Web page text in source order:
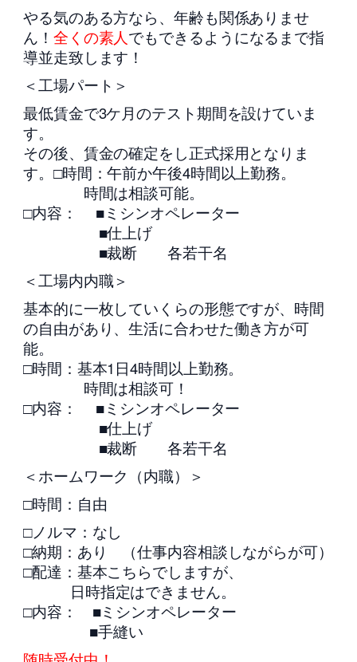
やる気のある方なら、年齢も関係ありませ
ん！ 全くの素人でもできるようになるまで指
導並走致します！
＜工場パート＞
最低賃金で3ケ月のテスト期間を設けていま
す。
その後、賃金の確定をし正式採用となりま
す。□時間：午前か午後4時間以上勤務。
時間は相談可能。
□内容： ■ミシンオペレーター
■仕上げ
■裁断 各若干名
＜工場内内職＞
基本的に一枚していくらの形態ですが、時間
の自由があり、生活に合わせた働き方が可
能。
□時間：基本1日4時間以上勤務。
時間は相談可！
□内容： ■ミシンオペレーター
■仕上げ
■裁断 各若干名
＜ホームワーク（内職）＞
□時間：自由
□ノルマ：なし
□納期：あり （仕事内容相談しながらが可）
□配達：基本こちらでしますが、
日時指定はできません。
□内容： ■ミシンオペレーター
■手縫い